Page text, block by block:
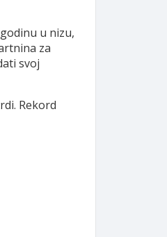
u nizu,
za
svoj
Rekord